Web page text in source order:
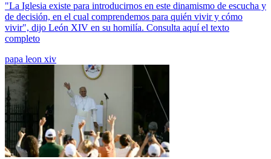
"La Iglesia existe para introducirnos en este dinamismo de escucha y
de decisión, en el cual comprendemos para quién vivir y cómo
vivir", dijo León XIV en su homilía. Consulta aquí el texto
completo
papa leon xiv